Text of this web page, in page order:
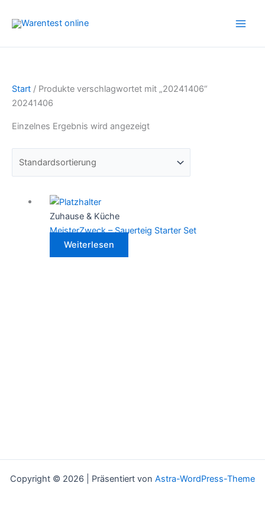
Inhalt
Start / Produkte verschlagwortet mit „20241406“
20241406
Einzelnes Ergebnis wird angezeigt
Zuhause & Küche
MeisterZweck – Sauerteig Starter Set
Weiterlesen
Copyright © 2026 | Präsentiert von Astra-WordPress-Theme